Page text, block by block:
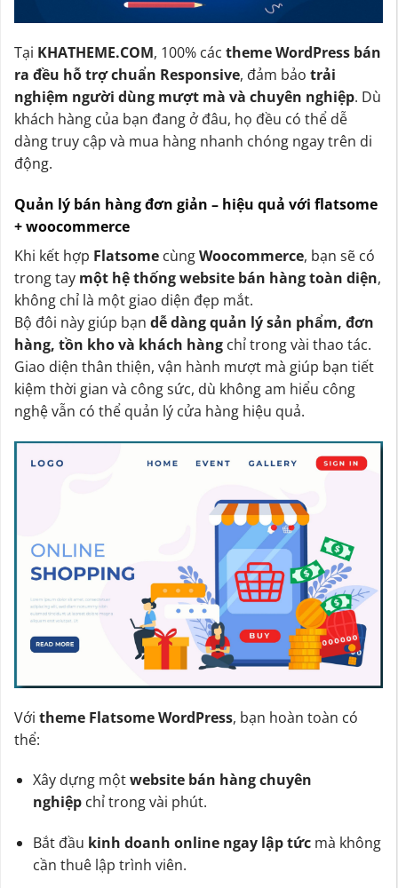
Tại KHATHEME.COM, 100% các theme WordPress bán
ra đều hỗ trợ chuẩn Responsive, đảm bảo trải
nghiệm người dùng mượt mà và chuyên nghiệp. Dù
khách hàng của bạn đang ở đâu, họ đều có thể dễ
dàng truy cập và mua hàng nhanh chóng ngay trên di
động.
Quản lý bán hàng đơn giản – hiệu quả với flatsome
+ woocommerce
Khi kết hợp Flatsome cùngWoocommerce, bạn sẽ có
trong tay một hệ thống website bán hàng toàn diện,
không chỉ là một giao diện đẹp mắt.
Bộ đôi này giúp bạn dễ dàng quản lý sản phẩm, đơn
hàng, tồn kho và khách hàng chỉ trong vài thao tác.
Giao diện thân thiện, vận hành mượt mà giúp bạn tiết
kiệm thời gian và công sức, dù không am hiểu công
nghệ vẫn có thể quản lý cửa hàng hiệu quả.
Với theme Flatsome WordPress, bạn hoàn toàn có
thể:
Xây dựng mộtwebsite bán hàng chuyên
nghiệpchỉ trong vài phút.
Bắt đầu kinh doanh online ngay lập tứcmà không
cần thuê lập trình viên.